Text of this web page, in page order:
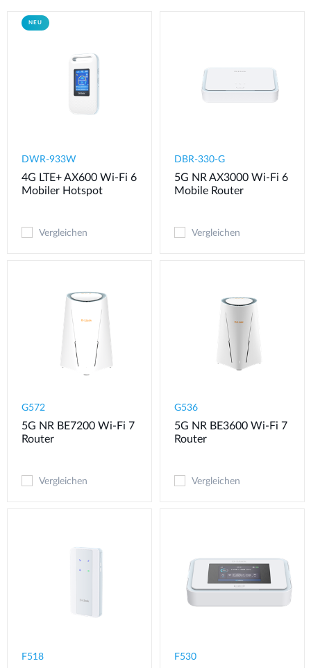
NEU
DWR-933W
4G LTE+ AX600 Wi-Fi 6
Mobiler Hotspot
Vergleichen
DBR-330-G
5G NR AX3000 Wi-Fi 6
Mobile Router
Vergleichen
G572
5G NR BE7200 Wi-Fi 7
Router
Vergleichen
G536
5G NR BE3600 Wi-Fi 7
Router
Vergleichen
F518 F530